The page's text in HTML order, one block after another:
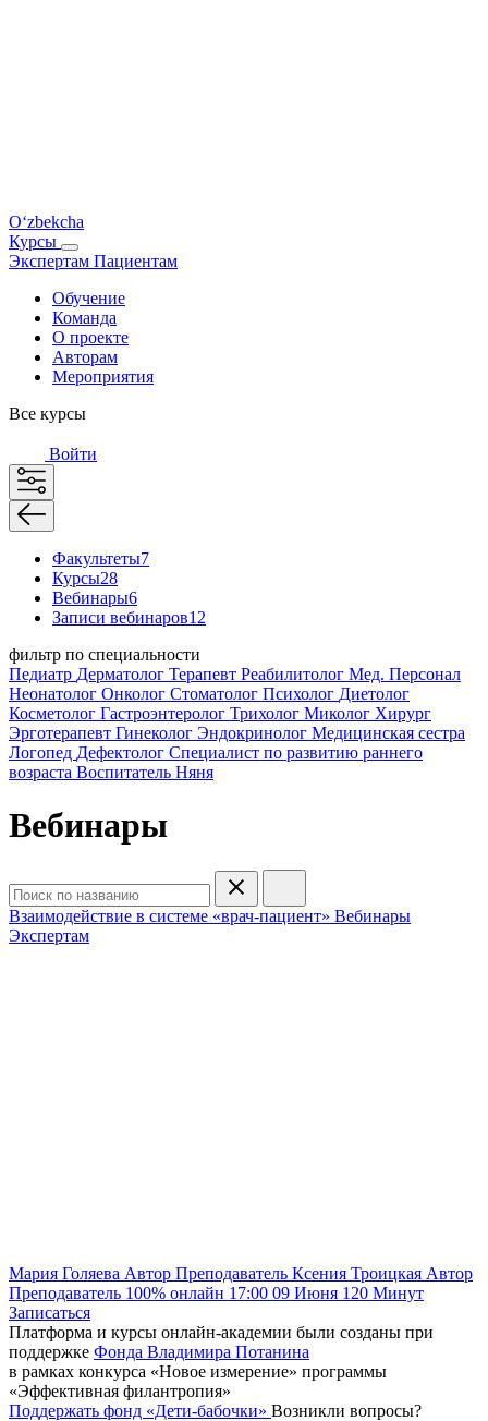
O‘zbekcha
Курсы
Экспертам Пациентам
Обучение
Команда
О проекте
Авторам
Мероприятия
Все курсы
Войти
Факультеты7
Курсы28
Вебинары6
Записи вебинаров12
фильтр по специальности
Педиатр Дерматолог Терапевт Реабилитолог Мед. Персонал
Неонатолог Онколог Стоматолог Психолог Диетолог
Косметолог Гастроэнтеролог Трихолог Миколог Хирург
Эрготерапевт Гинеколог Эндокринолог Медицинская сестра
Логопед Дефектолог Специалист по развитию раннего
возраста Воспитатель Няня
Вебинары
Взаимодействие в системе «врач-пациент» Вебинары
Экспертам
Мария Голяева Автор Преподаватель Ксения Троицкая Автор
Преподаватель 100% онлайн 17:00 09 Июня 120 Минут
Записаться
Платформа и курсы онлайн-академии были созданы при
поддержке Фонда Владимира Потанина
в рамках конкурса «Новое измерение» программы
«Эффективная филантропия»
Поддержать фонд «Дети-бабочки» Возникли вопросы?